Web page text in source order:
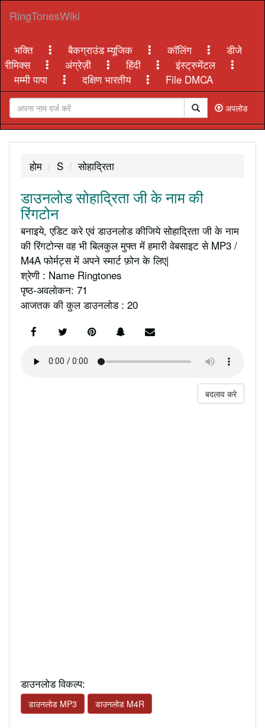
RingTonesWiki
भक्ति बैकग्राउंड म्यूजिक कॉलिंग
डीजे
रीमिक्स
अंग्रेज़ी हिंदी
इंस्ट्रुमेंटल
मम्मी पापा
दक्षिण भारतीय File DMCA
अपलोड
होम S सोहाद्रिता
डाउनलोड सोहाद्रिता जी के नाम की
रिंगटोन
बनाइये, एडिट करे एवं डाउनलोड कीजिये सोहाद्रिता जी के नाम
की रिंगटोन्स वह भी बिलकुल मुफ्त में हमारी वेबसाइट से MP3 /
M4A फोर्मट्स में अपने स्मार्ट फ़ोन के लिए|
श्रेणी : Name Ringtones
पृष्ठ-अवलोकन: 71
आजतक की कुल डाउनलोड : 20
बदलाव करे
डाउनलोड विकल्प:
डाउनलोड MP3 डाउनलोड M4R